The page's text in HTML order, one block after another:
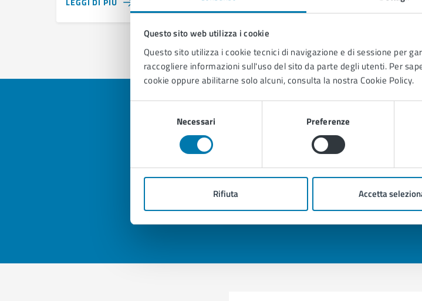
Questo sito web utilizza i cookie
Questo sito utilizza i cookie tecnici di navigazione e di sessione per
raccogliere informazioni sull'uso del sito da parte degli utenti. Per
cookie oppure abilitarne solo alcuni, consulta la nostra Cookie Policy.
Necessari Preferenze
Rifiuta Accetta
Quanto sono chiare le
pagina?
Valuta 5 stelle su 5
Valuta 4 stelle su 5
Valuta 3 stelle su 5
Valuta 2 stelle su 5
Valuta 1 stelle su 5